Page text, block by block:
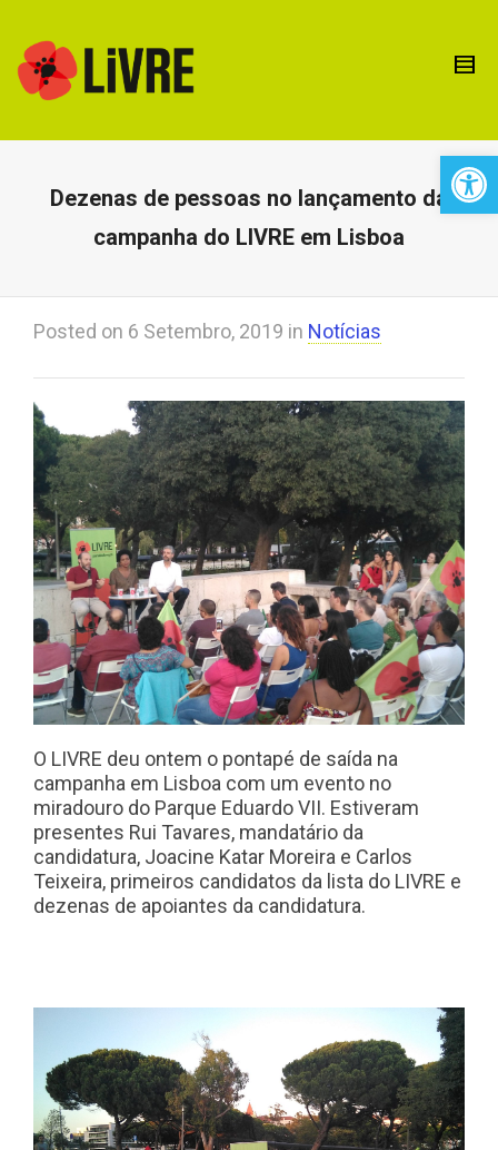
Dezenas de pessoas no lançamento da
campanha do LIVRE em Lisboa
Posted on 6 Setembro, 2019 in Notícias
O LIVRE deu ontem o pontapé de saída na
campanha em Lisboa com um evento no
miradouro do Parque Eduardo VII. Estiveram
presentes Rui Tavares, mandatário da
candidatura, Joacine Katar Moreira e Carlos
Teixeira, primeiros candidatos da lista do LIVRE e
dezenas de apoiantes da candidatura.